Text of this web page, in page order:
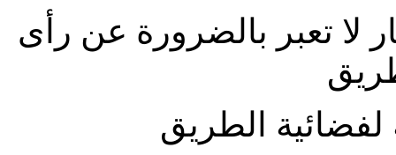
لا تعبر بالضرورة عن رأى
الطريق